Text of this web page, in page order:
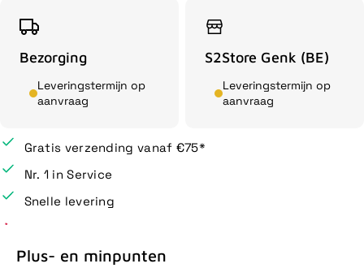
Bezorging
Leveringstermijn op
aanvraag
S2Store Genk (BE)
Leveringstermijn op
aanvraag
Gratis verzending vanaf €75*
Nr. 1 in Service
Snelle levering
Plus- en minpunten